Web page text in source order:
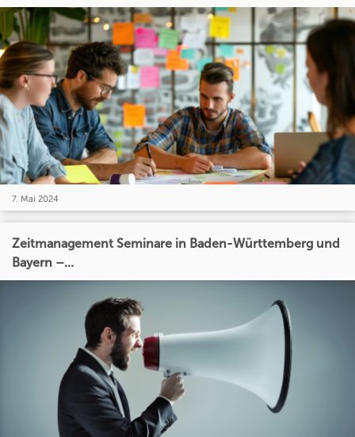
7. Mai 2024
Zeitmanagement Seminare in Baden-Württemberg und
Bayern –...